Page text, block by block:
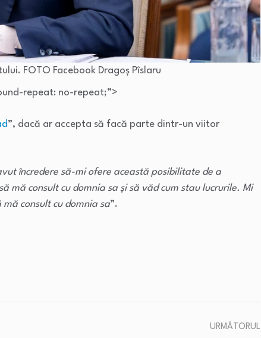
FOTO Facebook Dragoș Pîslaru
repeat: no-repeat;”>
”, dacă ar accepta să facă parte dintr-un viitor
încredere să-mi ofere această posibilitate de a
mă consult cu domnia sa şi să văd cum stau lucrurile. Mi
consult cu domnia sa”.
URMĂTORUL